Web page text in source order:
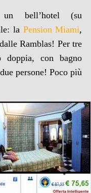
bell’hotel (su
la Pension Miami,
Ramblas! Per tre
doppia, con bagno
persone! Poco più